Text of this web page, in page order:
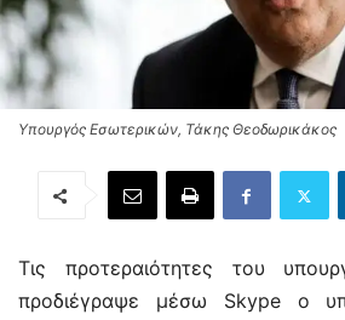
Υπουργός Εσωτερικών, Τάκης Θεοδωρικάκος
Τις προτεραιότητες του
προδιέγραψε μέσω Skype ο